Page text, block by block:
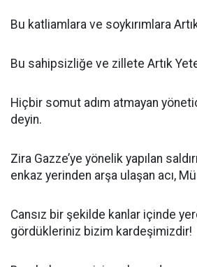
Bu katliamlara ve soykırımlara
Bu sahipsizliğe ve zillete Artık
Hiçbir somut adım atmayan
deyin.
Zira Gazze’ye yönelik yapılan
enkaz yerinden arşa ulaşan acı,
Cansız bir şekilde kanlar içinde
gördükleriniz bizim kardeşimizdir!